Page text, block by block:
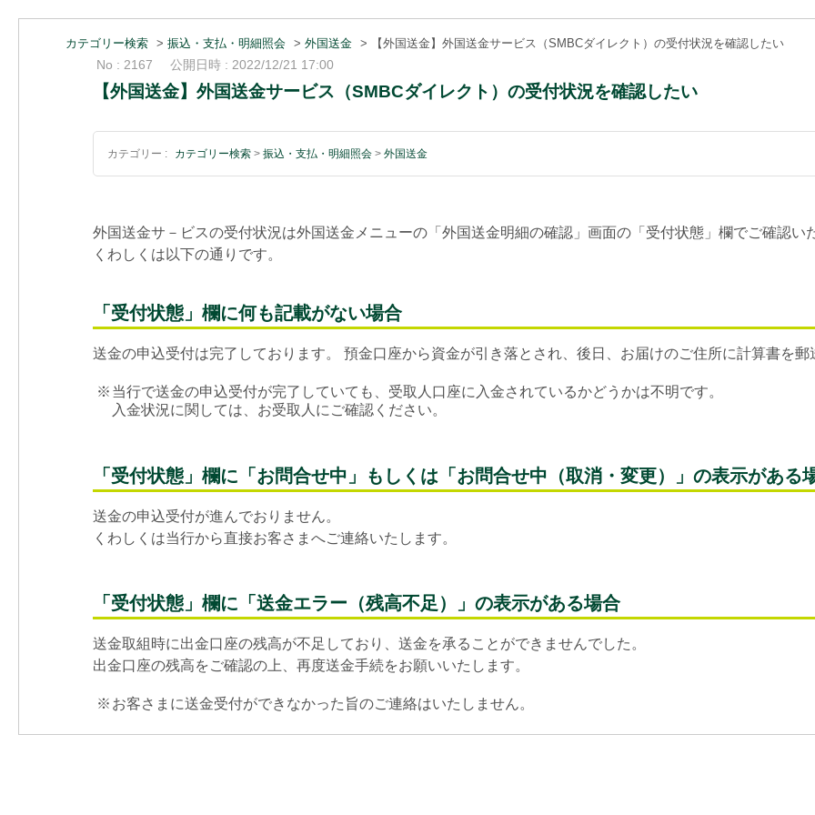
カテゴリー検索 > 振込・支払・明細照会 > 外国送金 > 【外国送金】外国送金サービス（SMBCダイレクト）の受付状況を確認したい
No : 2167 公開日時 : 2022/12/21 17:00
【外国送金】外国送金サービス（SMBCダイレクト）の受付状況を確認したい
カテゴリー : カテゴリー検索 > 振込・支払・明細照会 > 外国送金
外国送金サ－ビスの受付状況は外国送金メニューの「外国送金明細の確認」画面の「受付状態」欄でご確認い
くわしくは以下の通りです。
「受付状態」欄に何も記載がない場合
送金の申込受付は完了しております。 預金口座から資金が引き落とされ、後日、お届けのご住所に計算書を郵
※ 当行で送金の申込受付が完了していても、受取人口座に入金されているかどうかは不明です。
入金状況に関しては、お受取人にご確認ください。
「受付状態」欄に「お問合せ中」もしくは「お問合せ中（取消・変更）」の表示がある
送金の申込受付が進んでおりません。
くわしくは当行から直接お客さまへご連絡いたします。
「受付状態」欄に「送金エラー（残高不足）」の表示がある場合
送金取組時に出金口座の残高が不足しており、送金を承ることができませんでした。
出金口座の残高をご確認の上、再度送金手続をお願いいたします。
※ お客さまに送金受付ができなかった旨のご連絡はいたしません。